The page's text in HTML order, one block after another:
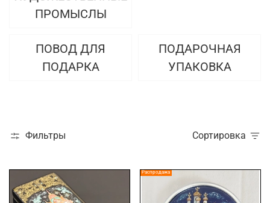
ПРОМЫСЛЫ
ПОВОД ДЛЯ
ПОДАРКА
ПОДАРОЧНАЯ
УПАКОВКА
Фильтры Сортировка
Распродажа